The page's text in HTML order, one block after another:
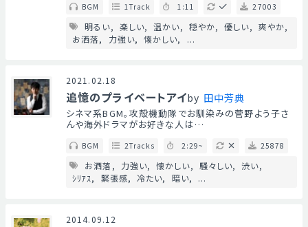
BGM 1Track 1:11 27003
明るい 楽しい 温かい 穏やか 優しい
爽やか
お洒落
力強い 懐かしい ...
2021.02.18
追憶のプライベートアイby 田中芳典
シネマ系BGM。攻殻機動隊でお馴染みの菅野よう子さ
んや海外ドラマがお好きな人は…
BGM 2Tracks 2:29~ 25878
お洒落 力強い 懐かしい 騒々しい
渋い
ｼﾘｱｽ
緊張感 冷たい 暗い ...
2014.09.12